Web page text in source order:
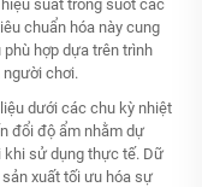
suất trong suốt các
chuẩn hóa này cung
hợp dựa trên trình
chơi.
dưới các chu kỳ nhiệt
đổi độ ẩm nhằm dự
khi sử dụng thực tế. Dữ
xuất tối ưu hóa sự